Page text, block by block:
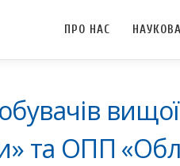
ПРО НАС
та ОПП